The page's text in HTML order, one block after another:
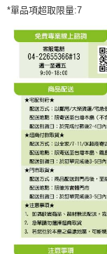
*單品項超取限量:7